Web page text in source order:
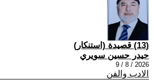
(13) قصيدة (استنكار)
حيدر حسين سويري
2026 / 8 / 9
الادب والفن